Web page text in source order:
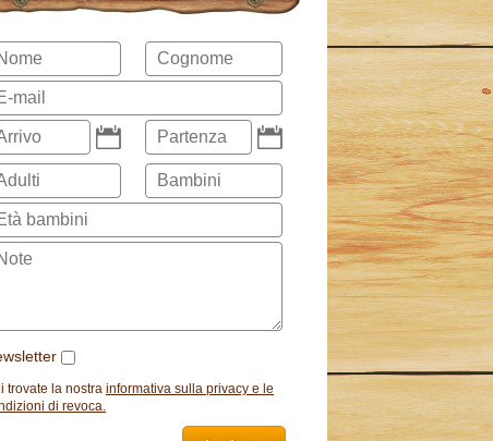
trovate la nostra informativa sulla privacy e le
di revoca.